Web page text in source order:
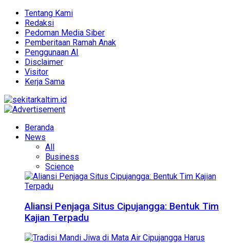
Tentang Kami
Redaksi
Pedoman Media Siber
Pemberitaan Ramah Anak
Penggunaan AI
Disclaimer
Visitor
Kerja Sama
Beranda
News
All
Business
Science
Aliansi Penjaga Situs Cipujangga: Bentuk Tim
Kajian Terpadu